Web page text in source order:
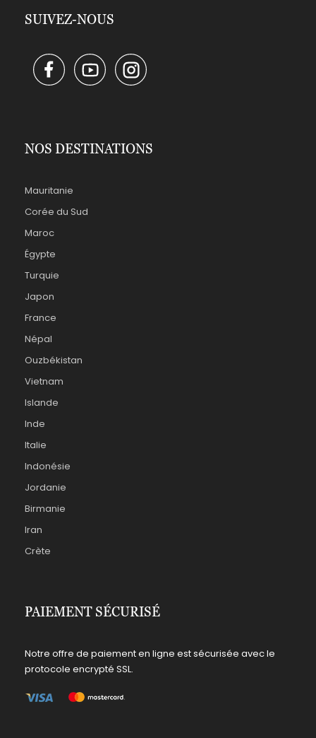
SUIVEZ-NOUS
NOS DESTINATIONS
Mauritanie
Corée du Sud
Maroc
Égypte
Turquie
Japon
France
Népal
Ouzbékistan
Vietnam
Islande
Inde
Italie
Indonésie
Jordanie
Birmanie
Iran
Crète
PAIEMENT SÉCURISÉ
Notre offre de paiement en ligne est sécurisée avec le
protocole encrypté SSL.